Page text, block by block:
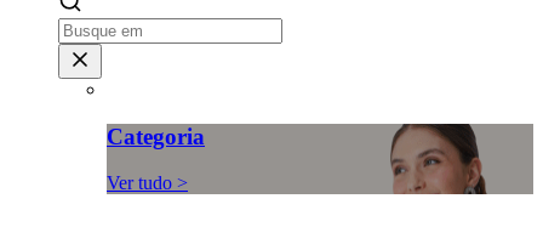
Categoria
Ver tudo >